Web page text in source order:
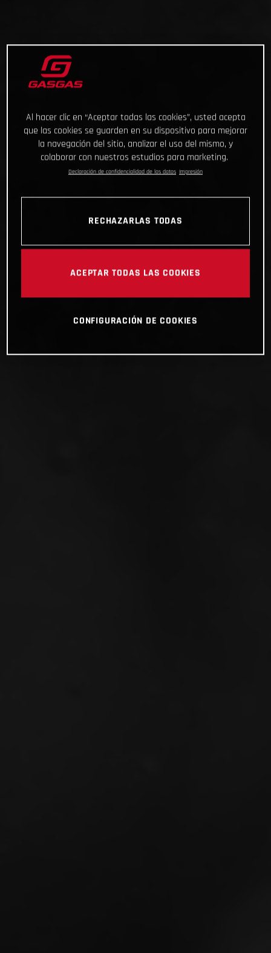
Al hacer clic en “Aceptar todas las cookies”, usted acepta
que las cookies se guarden en su dispositivo para mejorar
la navegación del sitio, analizar el uso del mismo, y
colaborar con nuestros estudios para marketing.
Declaración de confidencialidad de los datos Impresión
RECHAZARLAS TODAS
ACEPTAR TODAS LAS COOKIES
CONFIGURACIÓN DE COOKIES